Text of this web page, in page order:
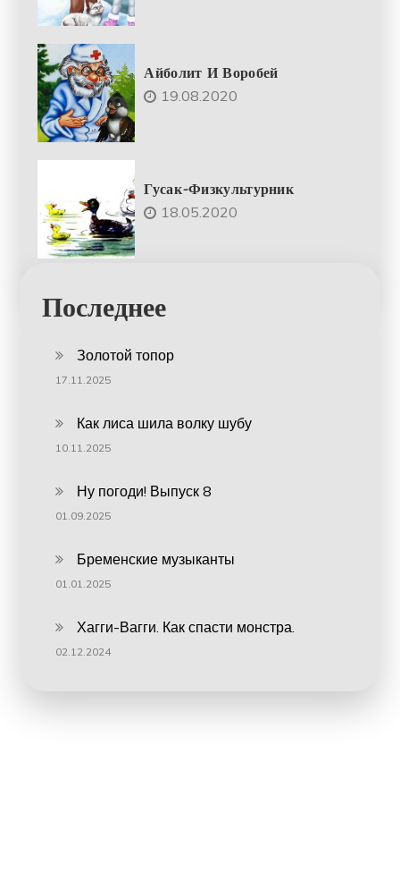
Айболит И Воробей
19.08.2020
Гусак-Физкультурник
18.05.2020
Последнее
Золотой топор
17.11.2025
Как лиса шила волку шубу
10.11.2025
Ну погоди! Выпуск 8
01.09.2025
Бременские музыканты
01.01.2025
Хагги-Вагги. Как спасти монстра.
02.12.2024